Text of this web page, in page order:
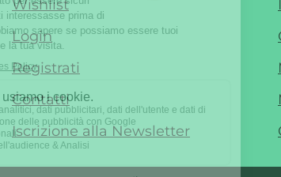
Wishlist
Login
Registrati
Contatti
Iscrizione alla Newsletter